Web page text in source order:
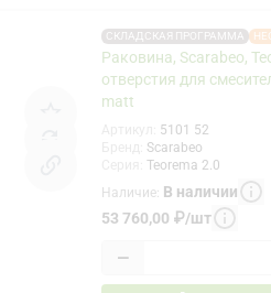
СКЛАДСКАЯ ПРОГРАММА
Раковина, Scarabeo,
отверстия для
matt
5101 52
Scarabeo
Teorema 2.0
Наличие: В наличии
53 760,00 ₽/шт
−